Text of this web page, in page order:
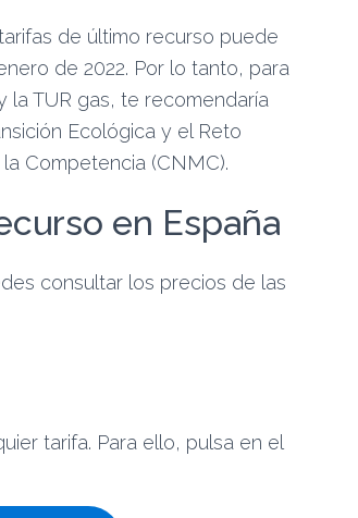
de último recurso puede
de 2022. Por lo tanto, para
la TUR gas, te recomendaría
Ecológica y el Reto
Competencia (CNMC).
en España
consultar los precios de las
tarifa. Para ello, pulsa en el